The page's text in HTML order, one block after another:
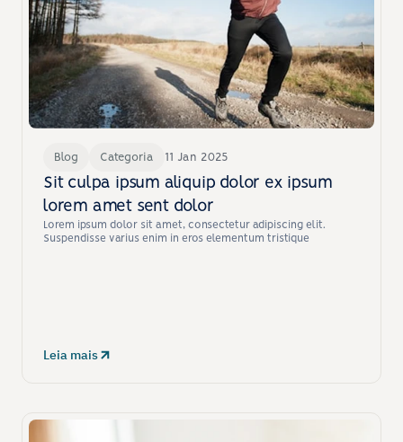
Blog Categoria 11 Jan 2025
Sit culpa ipsum aliquip dolor ex ipsum
lorem amet sent dolor
Lorem ipsum dolor sit amet, consectetur adipiscing elit.
Suspendisse varius enim in eros elementum tristique
Leia mais